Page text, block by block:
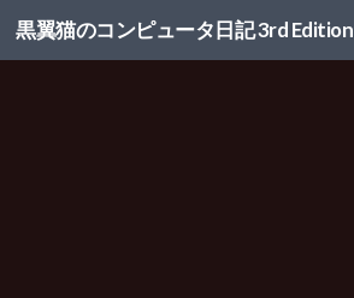
コンテンツへスキップ
黒翼猫のコンピュータ日記 3rd Edition